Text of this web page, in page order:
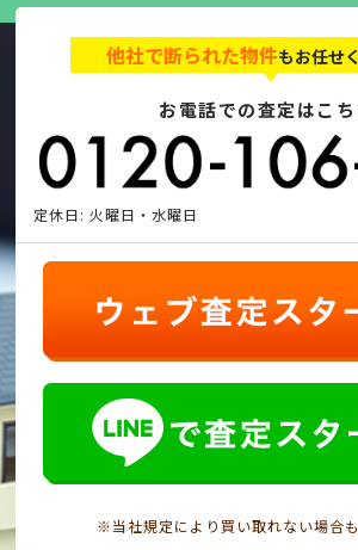
他社で断られた物件もお任せ
お電話での査定はこち
定休日: 火曜日・水曜日
※当社規定により買い取れない場合